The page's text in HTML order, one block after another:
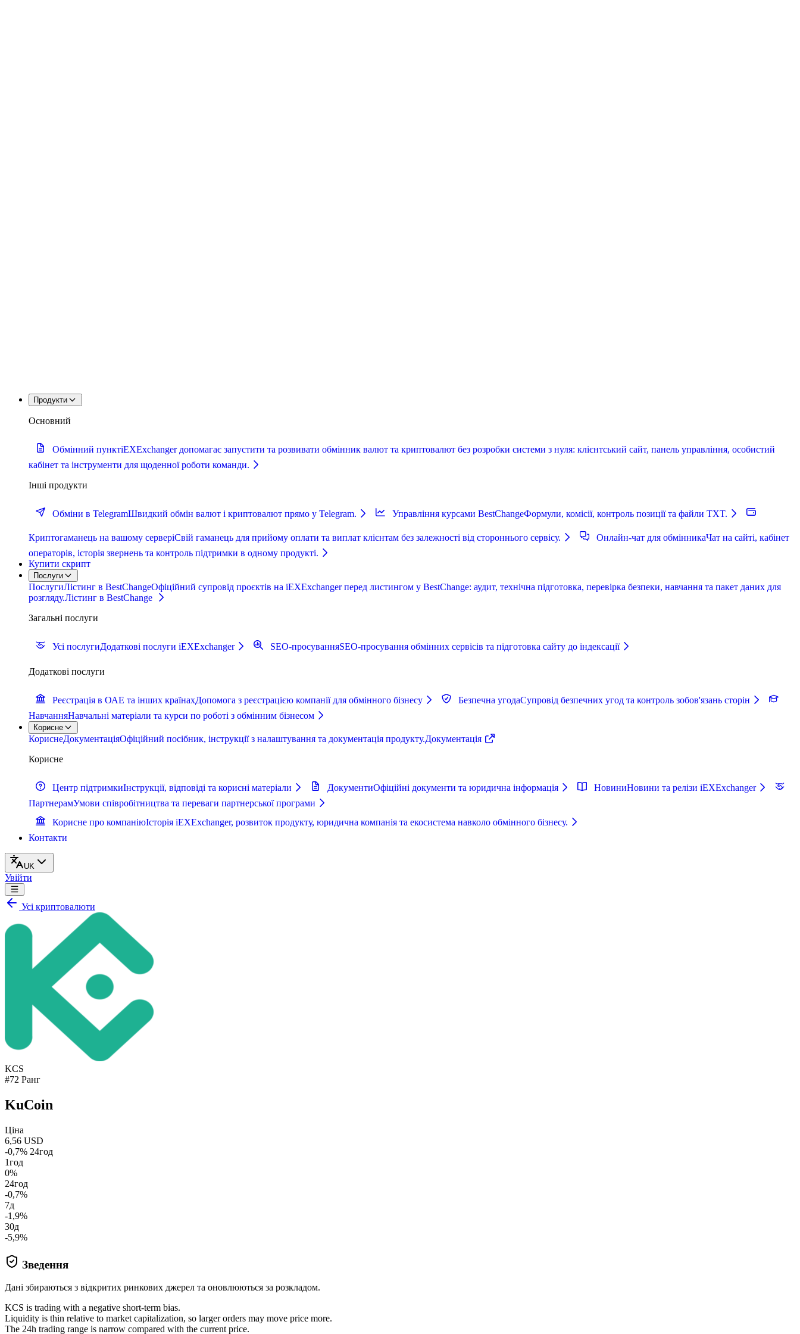
Продукти
Основний
Обмінний пунктiEXExchanger допомагає запустити та розвивати обмінник валют та криптовалют без розробки системи з нуля: клієнтський сайт, панель управління, особистий
кабінет та інструменти для щоденної роботи команди.
Інші продукти
Обміни в TelegramШвидкий обмін валют і криптовалют прямо у Telegram. Управління курсами BestChangeФормули, комісії, контроль позиції та файли TXT.
Криптогаманець на вашому серверіСвій гаманець для прийому оплати та виплат клієнтам без залежності від стороннього сервісу. Онлайн-чат для обмінникаЧат на сайті, кабінет
операторів, історія звернень та контроль підтримки в одному продукті.
Купити скрипт
Послуги
ПослугиЛістинг в BestChangeОфіційний супровід проєктів на iEXExchanger перед листингом у BestChange: аудит, технічна підготовка, перевірка безпеки, навчання та пакет даних для
розгляду.Лістинг в BestChange
Загальні послуги
Усі послугиДодаткові послуги iEXExchanger SEO-просуванняSEO-просування обмінних сервісів та підготовка сайту до індексації
Додаткові послуги
Реєстрація в ОАЕ та інших країнахДопомога з реєстрацією компанії для обмінного бізнесу Безпечна угодаСупровід безпечних угод та контроль зобов'язань сторін
НавчанняНавчальні матеріали та курси по роботі з обмінним бізнесом
Корисне
КориснеДокументаціяОфіційний посібник, інструкції з налаштування та документація продукту.Документація
Корисне
Центр підтримкиІнструкції, відповіді та корисні матеріали ДокументиОфіційні документи та юридична інформація НовиниНовини та релізи iEXExchanger
ПартнерамУмови співробітництва та переваги партнерської програми
Корисне про компаніюІсторія iEXExchanger, розвиток продукту, юридична компанія та екосистема навколо обмінного бізнесу.
Контакти
UK
Увійти
Усі криптовалюти
KCS
#72 Ранг
KuCoin
Ціна
6,56 USD
-0,7% 24год
1год
0%
24год
-0,7%
7д
-1,9%
30д
-5,9%
Зведення
Дані збираються з відкритих ринкових джерел та оновлюються за розкладом.
KCS is trading with a negative short-term bias.
Liquidity is thin relative to market capitalization, so larger orders may move price more.
The 24h trading range is narrow compared with the current price.